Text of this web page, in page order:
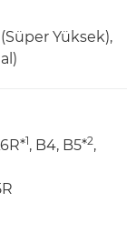
Yüksek),
1, B4, B5*2,